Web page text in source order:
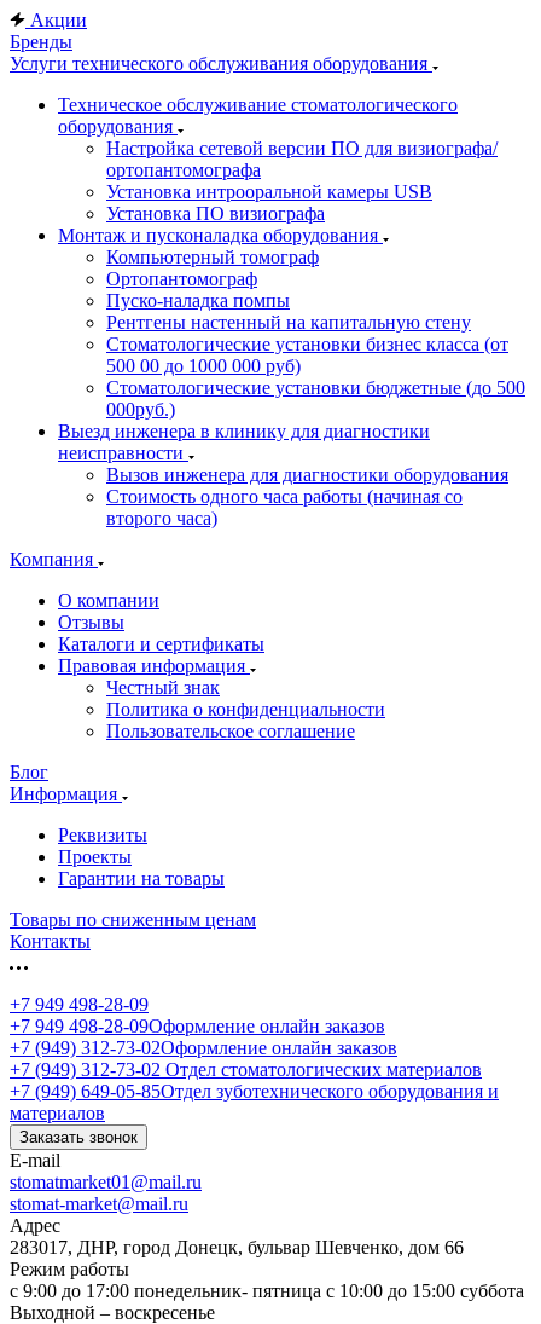
Акции
Бренды
Услуги технического обслуживания оборудования
Техническое обслуживание стоматологического
оборудования
Настройка сетевой версии ПО для визиографа/
ортопантомографа
Установка интрооральной камеры USB
Установка ПО визиографа
Монтаж и пусконаладка оборудования
Компьютерный томограф
Ортопантомограф
Пуско-наладка помпы
Рентгены настенный на капитальную стену
Стоматологические установки бизнес класса (от
500 00 до 1000 000 руб)
Стоматологические установки бюджетные (до 500
000руб.)
Выезд инженера в клинику для диагностики
неисправности
Вызов инженера для диагностики оборудования
Стоимость одного часа работы (начиная со
второго часа)
Компания
О компании
Отзывы
Каталоги и сертификаты
Правовая информация
Честный знак
Политика о конфиденциальности
Пользовательское соглашение
Блог
Информация
Реквизиты
Проекты
Гарантии на товары
Товары по сниженным ценам
Контакты
+7 949 498-28-09
+7 949 498-28-09Оформление онлайн заказов
+7 (949) 312-73-02Оформление онлайн заказов
+7 (949) 312-73-02 Отдел стоматологических материалов
+7 (949) 649-05-85Отдел зуботехнического оборудования и
материалов
Заказать звонок
E-mail
stomatmarket01@mail.ru
stomat-market@mail.ru
Адрес
283017, ДНР, город Донецк, бульвар Шевченко, дом 66
Режим работы
с 9:00 до 17:00 понедельник- пятница с 10:00 до 15:00 суббота
Выходной – воскресенье